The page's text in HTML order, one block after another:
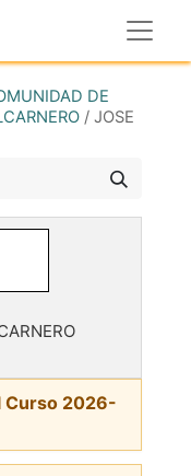
DE
/ JOSE
Curso 2026-